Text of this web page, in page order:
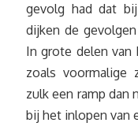
gevolg had dat
dijken de
In grote delen van
zoals voormalige
zulk een ramp dan
bij het inlopen van